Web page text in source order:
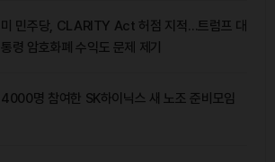
미 민주당, CLARITY Act 허점 지적…트럼프 대
통령 암호화폐 수익도 문제 제기
4000명 참여한 SK하이닉스 새 노조 준비모임